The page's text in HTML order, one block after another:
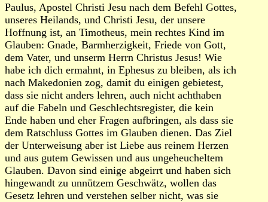
Paulus, Apostel Christi Jesu nach dem Befehl Gottes,
unseres Heilands, und Christi Jesu, der unsere
Hoffnung ist, an Timotheus, mein rechtes Kind im
Glauben: Gnade, Barmherzigkeit, Friede von Gott,
dem Vater, und unserm Herrn Christus Jesus! Wie
habe ich dich ermahnt, in Ephesus zu bleiben, als ich
nach Makedonien zog, damit du einigen gebietest,
dass sie nicht anders lehren, auch nicht achthaben
auf die Fabeln und Geschlechtsregister, die kein
Ende haben und eher Fragen aufbringen, als dass sie
dem Ratschluss Gottes im Glauben dienen. Das Ziel
der Unterweisung aber ist Liebe aus reinem Herzen
und aus gutem Gewissen und aus ungeheucheltem
Glauben. Davon sind einige abgeirrt und haben sich
hingewandt zu unnützem Geschwätz, wollen das
Gesetz lehren und verstehen selber nicht, was sie